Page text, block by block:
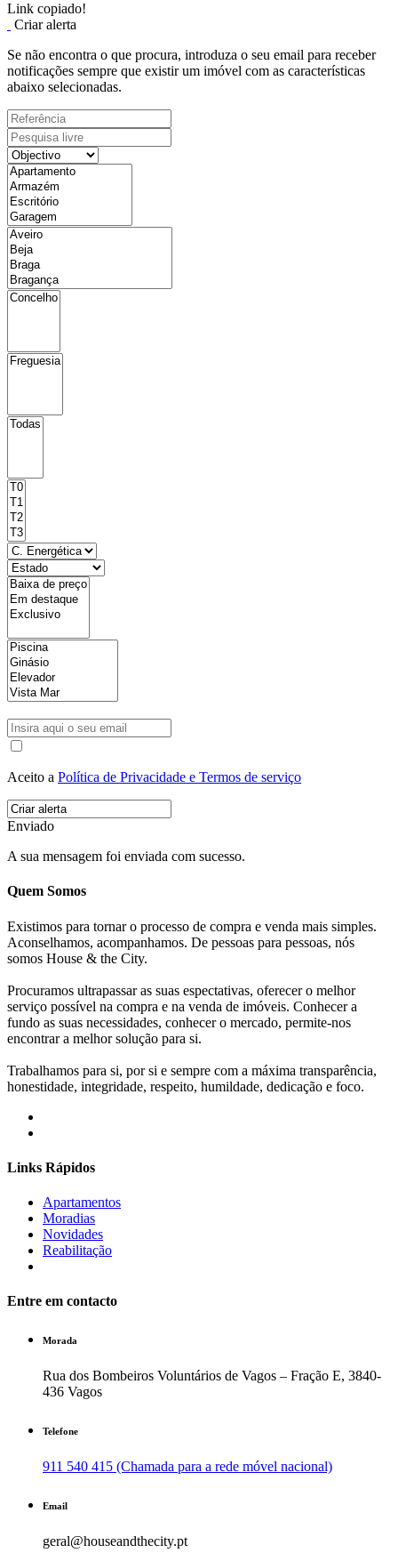
Link copiado!
Criar alerta
Se não encontra o que procura, introduza o seu email para receber
notificações sempre que existir um imóvel com as características
abaixo selecionadas.
Aceito a Política de Privacidade e Termos de serviço
Enviado
A sua mensagem foi enviada com sucesso.
Quem Somos
Existimos para tornar o processo de compra e venda mais simples.
Aconselhamos, acompanhamos. De pessoas para pessoas, nós
somos House & the City.
Procuramos ultrapassar as suas espectativas, oferecer o melhor
serviço possível na compra e na venda de imóveis. Conhecer a
fundo as suas necessidades, conhecer o mercado, permite-nos
encontrar a melhor solução para si.
Trabalhamos para si, por si e sempre com a máxima transparência,
honestidade, integridade, respeito, humildade, dedicação e foco.
Links Rápidos
Apartamentos
Moradias
Novidades
Reabilitação
Entre em contacto
Morada
Rua dos Bombeiros Voluntários de Vagos – Fração E, 3840-
436 Vagos
Telefone
911 540 415 (Chamada para a rede móvel nacional)
Email
geral@houseandthecity.pt